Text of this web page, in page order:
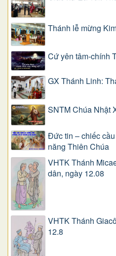
Thánh lễ mừng
Cứ yên tâm-chính
GX Thánh Linh:
SNTM Chúa Nhật
Đức tin – chiếc
năng Thiên Chúa
VHTK Thánh
dân, ngày 12.08
VHTK Thánh
12.8